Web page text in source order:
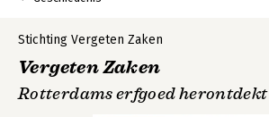
Stichting Vergeten Zaken
Vergeten Zaken
Rotterdams erfgoed herontdekt